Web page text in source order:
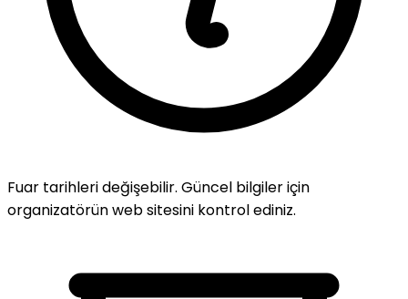
Fuar tarihleri değişebilir. Güncel bilgiler için
organizatörün web sitesini kontrol ediniz.